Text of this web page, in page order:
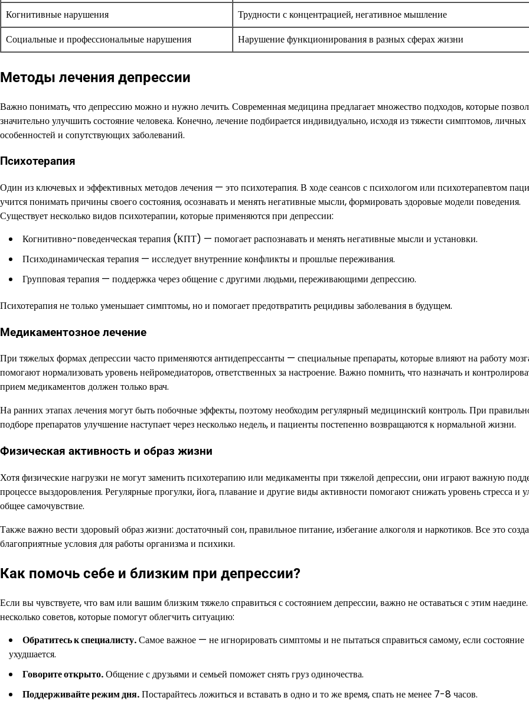
Когнитивные нарушения
Трудности с концентрацией, негативное мышление
Социальные и профессиональные нарушения
Нарушение функционирования в разных сферах жизни
Методы лечения депрессии
Важно понимать, что депрессию можно и нужно лечить. Современная медицина предлагает множество подходов, которые
значительно улучшить состояние человека. Конечно, лечение подбирается индивидуально, исходя из тяжести симптомов, личных
особенностей и сопутствующих заболеваний.
Психотерапия
Один из ключевых и эффективных методов лечения — это психотерапия. В ходе сеансов с психологом или психотерапевтом
учится понимать причины своего состояния, осознавать и менять негативные мысли, формировать здоровые модели поведения.
Существует несколько видов психотерапии, которые применяются при депрессии:
Когнитивно-поведенческая терапия (КПТ) — помогает распознавать и менять негативные мысли и установки.
Психодинамическая терапия — исследует внутренние конфликты и прошлые переживания.
Групповая терапия — поддержка через общение с другими людьми, переживающими депрессию.
Психотерапия не только уменьшает симптомы, но и помогает предотвратить рецидивы заболевания в будущем.
Медикаментозное лечение
При тяжелых формах депрессии часто применяются антидепрессанты — специальные препараты, которые влияют на работу
помогают нормализовать уровень нейромедиаторов, ответственных за настроение. Важно помнить, что назначать и
прием медикаментов должен только врач.
На ранних этапах лечения могут быть побочные эффекты, поэтому необходим регулярный медицинский контроль. При
подборе препаратов улучшение наступает через несколько недель, и пациенты постепенно возвращаются к нормальной жизни.
Физическая активность и образ жизни
Хотя физические нагрузки не могут заменить психотерапию или медикаменты при тяжелой депрессии, они играют важную
процессе выздоровления. Регулярные прогулки, йога, плавание и другие виды активности помогают снижать уровень стресса и
общее самочувствие.
Также важно вести здоровый образ жизни: достаточный сон, правильное питание, избегание алкоголя и наркотиков. Все это
благоприятные условия для работы организма и психики.
Как помочь себе и близким при депрессии?
Если вы чувствуете, что вам или вашим близким тяжело справиться с состоянием депрессии, важно не оставаться с этим
несколько советов, которые помогут облегчить ситуацию:
Обратитесь к специалисту.Самое важное — не игнорировать симптомы и не пытаться справиться самому, если состояние
ухудшается.
Говорите открыто.Общение с друзьями и семьей поможет снять груз одиночества.
Поддерживайте режим дня.Постарайтесь ложиться и вставать в одно и то же время, спать не менее 7-8 часов.